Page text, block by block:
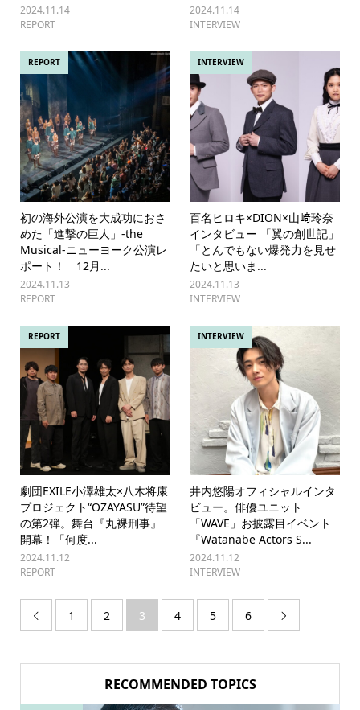
2024.11.14
REPORT
2024.11.14
INTERVIEW
REPORT
初の海外公演を大成功におさ
めた「進撃の巨人」-the
Musical-ニューヨーク公演レ
ポート！ 12月...
2024.11.13
REPORT
INTERVIEW
百名ヒロキ×DION×山﨑玲奈
インタビュー 「翼の創世記」
「とんでもない爆発力を見せ
たいと思いま...
2024.11.13
INTERVIEW
REPORT
劇団EXILE小澤雄太×八木将康
プロジェクト“OZAYASU”待望
の第2弾。舞台『丸裸刑事』
開幕！「何度...
2024.11.12
REPORT
INTERVIEW
井内悠陽オフィシャルインタ
ビュー。俳優ユニット
「WAVE」お披露目イベント
『Watanabe Actors S...
2024.11.12
INTERVIEW
 1 2 3 4 5 6 
RECOMMENDED TOPICS